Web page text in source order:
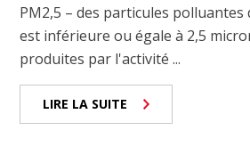
PM2,5 – des particules polluantes
est inférieure ou égale à 2,5
produites par l'activité ...
LIRE LA SUITE